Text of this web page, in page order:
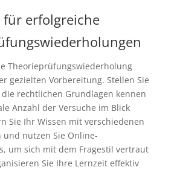
für erfolgreiche
Theorieprüfungswiederholung
gezielten Vorbereitung. Stellen Sie
die rechtlichen Grundlagen kennen
Anzahl der Versuche im Blick
Sie Ihr Wissen mit verschiedenen
und nutzen Sie Online-
um sich mit dem Fragestil vertraut
Sie Ihre Lernzeit effektiv